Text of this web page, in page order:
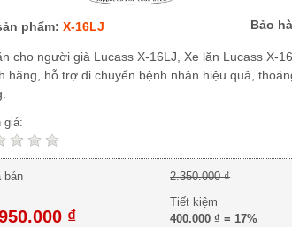
phẩm: X-16LJ Bảo
cho người già Lucass X-16LJ, Xe lăn Lucass X-
hãng, hỗ trợ di chuyển bệnh nhân hiệu quả,
giá:
bán
₫
2.350.000 ₫
Tiết kiệm
400.000 ₫ =17%